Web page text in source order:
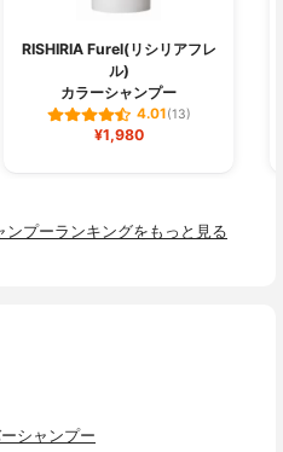
RISHIRIA Furel(リシリアフレ
ル)
カラーシャンプー
4.01(13)
¥1,980
ンプーランキングをもっと見る
シャンプー